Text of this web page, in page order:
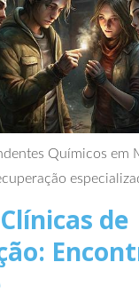
Químicos em
de